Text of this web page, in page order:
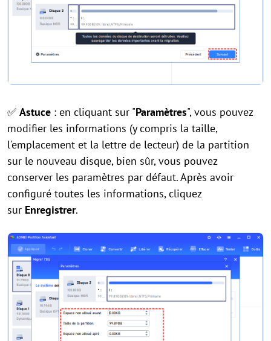
✅ Astuce : en cliquant sur "Paramètres", vous pouvez
modifier les informations (y compris la taille,
l'emplacement et la lettre de lecteur) de la partition
sur le nouveau disque, bien sûr, vous pouvez
conserver les paramètres par défaut. Après avoir
configuré toutes les informations, cliquez
sur Enregistrer.